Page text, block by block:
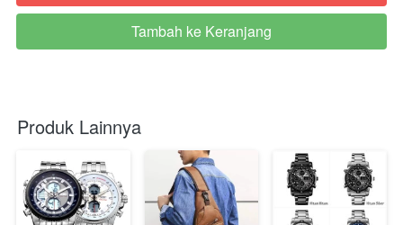
`
Tambah ke Keranjang
Produk Lainnya